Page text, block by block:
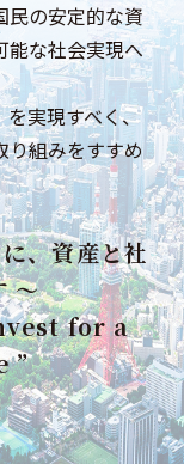
民の安定的な資
能な社会実現へ
実現すべく、
組みをすすめ
、資産と社
～
for a
”